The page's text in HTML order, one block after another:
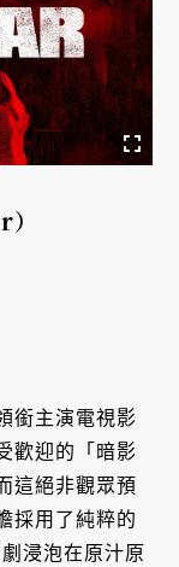
銜主演電視影
歡迎的「暗影
這絕非觀眾預
採用了純粹的
浸泡在原汁原